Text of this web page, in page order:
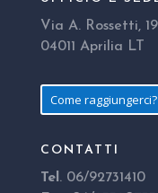
Via A. Rossetti, 19
04011 Aprilia LT
Come raggiungerci?
CONTATTI
Tel . 06/92731410